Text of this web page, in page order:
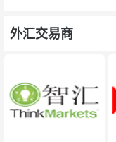
外汇交易商